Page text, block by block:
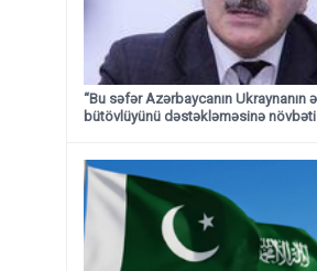
“Bu səfər Azərbaycanın Ukraynanın
bütövlüyünü dəstəkləməsinə